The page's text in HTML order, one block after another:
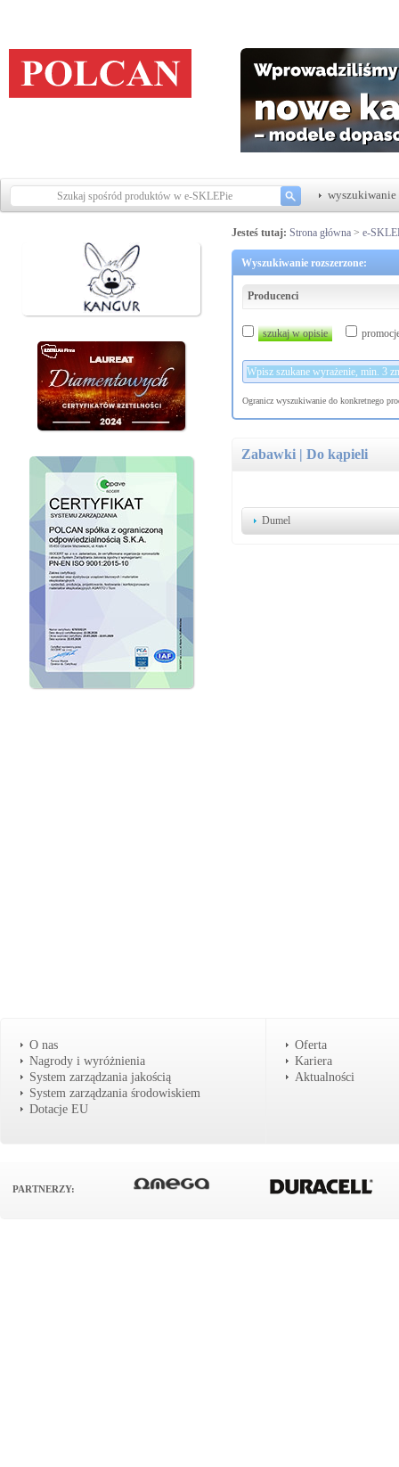
wyszukiwanie
Jesteś tutaj: Strona główna > e-
Wyszukiwanie rozszerzone:
Producenci
szukaj w opisie
Ogranicz wyszukiwanie do konkretnego
Zabawki | Do kąpieli
Dumel
O nas
Nagrody i wyróżnienia
System zarządzania jakością
System zarządzania środowiskiem
Dotacje EU
Oferta
Kariera
Aktualności
PARTNERZY: